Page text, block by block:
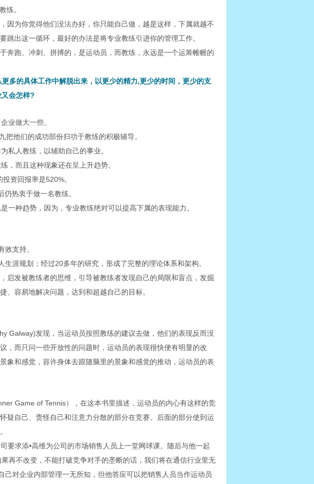
练。
因为你觉得他们没法办好，你只能自己做，越是这样，下属就越不
出这一循环，最好的办法是将专业教练引进你的管理工作。
奔跑、冲刺、拼搏的，是运动员，而教练，永远是一个运筹帷幄的
多的具体工作中解脱出来，以更少的精力,更少的时间，更少的支
会怎样?
业做大一些。
他们的成功部份归功于教练的积极辅导。
私人教练，以辅助自己的事业。
，而且这种现象还在呈上升趋势。
资回报率是520%。
热衷于做一名教练。
一种趋势，因为，专业教练绝对可以提高下属的表现能力。
效支持。
涯规划；经过20多年的研究，形成了完整的理论体系和架构。
启发被教练者的思维，引导被教练者发现自己的局限和盲点，发掘
、容易地解决问题，达到和超越自己的目标。
Galway)发现，当运动员按照教练的建议去做，他们的表现反而没
，而只问一些开放性的问题时，运动员的表现很快便有明显的改
象和感觉，容许身体去跟随脑里的景象和感觉的推动，运动员的表
Game of Tennis），在这本书里描述，运动员的内心有这样的竞
疑自己、责怪自己和注意力分散的部分在竞赛。后面的部分使到运
要求添•高维为公司的市场销售人员上一堂网球课。随后与他一起
再不改变，不能打破竞争对手的垄断的话，我们将在通信行业里无
己对企业内部管理一无所知，但他答应可以把销售人员当作运动员